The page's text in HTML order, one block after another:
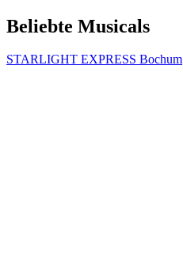
Beliebte Musicals
STARLIGHT EXPRESS Bochum